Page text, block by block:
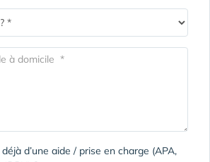
d’une aide / prise en charge (APA,